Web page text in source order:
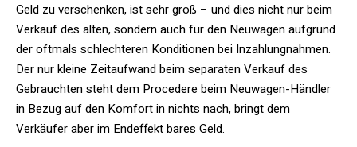
Geld zu verschenken, ist sehr groß – und dies nicht nur beim
Verkauf des alten, sondern auch für den Neuwagen aufgrund
der oftmals schlechteren Konditionen bei Inzahlungnahmen.
Der nur kleine Zeitaufwand beim separaten Verkauf des
Gebrauchten steht dem Procedere beim Neuwagen-Händler
in Bezug auf den Komfort in nichts nach, bringt dem
Verkäufer aber im Endeffekt bares Geld.